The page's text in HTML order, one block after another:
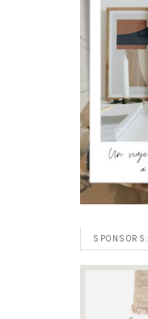
SPONSORS: